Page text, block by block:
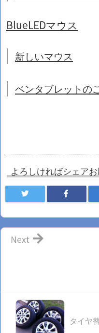
BlueLEDマウス
新しいマウス
ペンタブレットの
よろしければシェア
Next
タイヤ